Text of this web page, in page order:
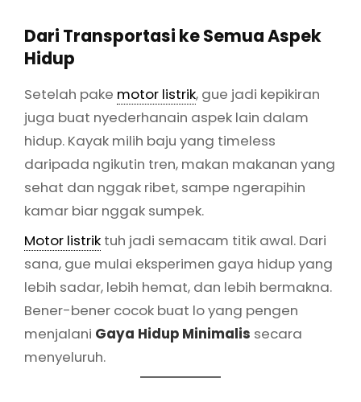
Dari Transportasi ke Semua Aspek
Hidup
Setelah pake motor listrik, gue jadi kepikiran
juga buat nyederhanain aspek lain dalam
hidup. Kayak milih baju yang timeless
daripada ngikutin tren, makan makanan yang
sehat dan nggak ribet, sampe ngerapihin
kamar biar nggak sumpek.
Motor listrik tuh jadi semacam titik awal. Dari
sana, gue mulai eksperimen gaya hidup yang
lebih sadar, lebih hemat, dan lebih bermakna.
Bener-bener cocok buat lo yang pengen
menjalani Gaya Hidup Minimalis secara
menyeluruh.